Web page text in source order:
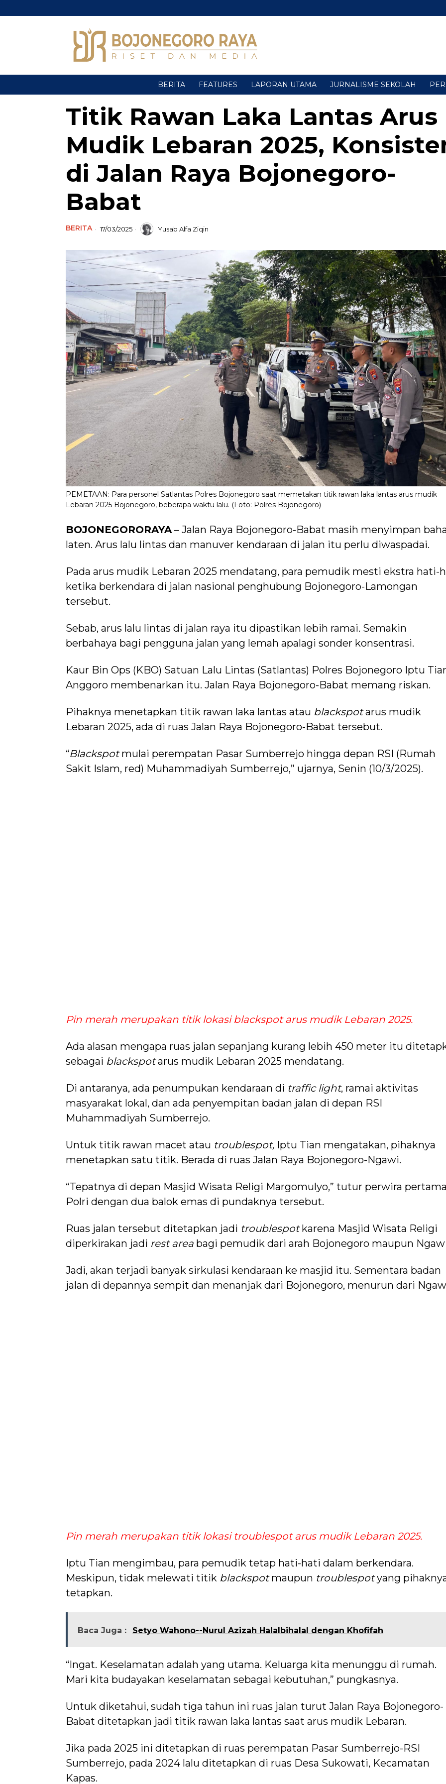
BERITA FEATURES LAPORAN UTAMA JURNALISME SEKOLAH
Titik Rawan Laka Lantas Arus
Mudik Lebaran 2025,
di Jalan Raya Bojonegoro-
Babat
BERITA 17/03/2025 Yusab Alfa Ziqin
PEMETAAN: Para personel Satlantas Polres Bojonegoro saat memetakan titik rawan laka lantas arus mudik
Lebaran 2025 Bojonegoro, beberapa waktu lalu. (Foto: Polres Bojonegoro)
BOJONEGORORAYA– Jalan Raya Bojonegoro-Babat masih menyimpan
laten. Arus lalu lintas dan manuver kendaraan di jalan itu perlu diwaspadai.
Pada arus mudik Lebaran 2025 mendatang, para pemudik mesti ekstra hati-
ketika berkendara di jalan nasional penghubung Bojonegoro-Lamongan
tersebut.
Sebab, arus lalu lintas di jalan raya itu dipastikan lebih ramai. Semakin
berbahaya bagi pengguna jalan yang lemah apalagi sonder konsentrasi.
Kaur Bin Ops (KBO) Satuan Lalu Lintas (Satlantas) Polres Bojonegoro Iptu
Anggoro membenarkan itu. Jalan Raya Bojonegoro-Babat memang riskan.
Pihaknya menetapkan titik rawan laka lantas atau blackspotarus mudik
Lebaran 2025, ada di ruas Jalan Raya Bojonegoro-Babat tersebut.
“Blackspotmulai perempatan Pasar Sumberrejo hingga depan RSI (Rumah
Sakit Islam, red) Muhammadiyah Sumberrejo,” ujarnya, Senin (10/3/2025).
Pin merah merupakan titik lokasi blackspot arus mudik Lebaran 2025.
Ada alasan mengapa ruas jalan sepanjang kurang lebih 450 meter itu
sebagai blackspotarus mudik Lebaran 2025 mendatang.
Di antaranya, ada penumpukan kendaraan di traffic light, ramai aktivitas
masyarakat lokal, dan ada penyempitan badan jalan di depan RSI
Muhammadiyah Sumberrejo.
Untuk titik rawan macet atau troublespot, Iptu Tian mengatakan, pihaknya
menetapkan satu titik. Berada di ruas Jalan Raya Bojonegoro-Ngawi.
“Tepatnya di depan Masjid Wisata Religi Margomulyo,” tutur perwira
Polri dengan dua balok emas di pundaknya tersebut.
Ruas jalan tersebut ditetapkan jadi troublespotkarena Masjid Wisata Religi
diperkirakan jadi rest area bagi pemudik dari arah Bojonegoro maupun
Jadi, akan terjadi banyak sirkulasi kendaraan ke masjid itu. Sementara badan
jalan di depannya sempit dan menanjak dari Bojonegoro, menurun dari
Pin merah merupakan titik lokasi troublespot arus mudik Lebaran 2025.
Iptu Tian mengimbau, para pemudik tetap hati-hati dalam berkendara.
Meskipun, tidak melewati titik blackspotmaupun troublespotyang
tetapkan.
Baca Juga : Setyo Wahono--Nurul Azizah Halalbihalal dengan Khofifah
“Ingat. Keselamatan adalah yang utama. Keluarga kita menunggu di rumah.
Mari kita budayakan keselamatan sebagai kebutuhan,” pungkasnya.
Untuk diketahui, sudah tiga tahun ini ruas jalan turut Jalan Raya Bojonegoro-
Babat ditetapkan jadi titik rawan laka lantas saat arus mudik Lebaran.
Jika pada 2025 ini ditetapkan di ruas perempatan Pasar Sumberrejo-RSI
Sumberrejo, pada 2024 lalu ditetapkan di ruas Desa Sukowati, Kecamatan
Kapas.